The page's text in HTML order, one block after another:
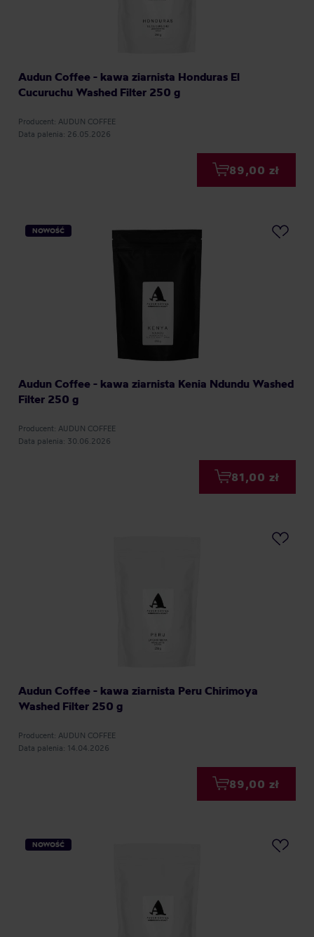
Audun Coffee - kawa ziarnista Honduras El
Cucuruchu Washed Filter 250 g
Producent: AUDUN COFFEE
Data palenia: 26.05.2026
89,00 zł
NOWOŚĆ
Audun Coffee - kawa ziarnista Kenia Ndundu Washed
Filter 250 g
Producent: AUDUN COFFEE
Data palenia: 30.06.2026
81,00 zł
Audun Coffee - kawa ziarnista Peru Chirimoya
Washed Filter 250 g
Producent: AUDUN COFFEE
Data palenia: 14.04.2026
89,00 zł
NOWOŚĆ